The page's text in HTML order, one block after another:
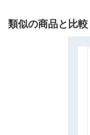
類似の商品と比較